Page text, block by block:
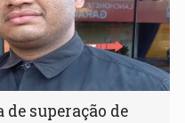
de superação de